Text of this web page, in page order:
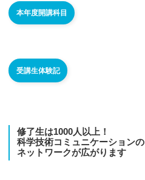
本年度開講科目
受講生体験記
修了生は1000人以上！
科学技術コミュニケーションの
ネットワークが広がります